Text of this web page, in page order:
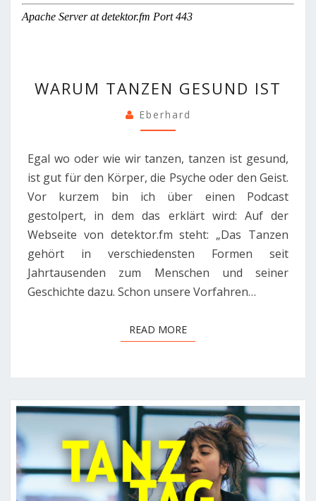
TANZEN
IST
WARUM TANZEN GESUND IST
Eberhard
Egal wo oder wie wir tanzen, tanzen ist gesund,
ist gut für den Körper, die Psyche oder den Geist.
Vor kurzem bin ich über einen Podcast
gestolpert, in dem das erklärt wird: Auf der
Webseite von detektor.fm steht: „Das Tanzen
gehört in verschiedensten Formen seit
Jahrtausenden zum Menschen und seiner
Geschichte dazu. Schon unsere Vorfahren…
READ MOREREAD MORE